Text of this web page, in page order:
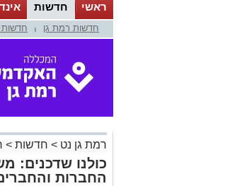
ראשי חדשות
ווטסאפ
חדשות רמת גן חדשות
רמת גן נט > חדשות >
כולנו שדכנים:
החברות